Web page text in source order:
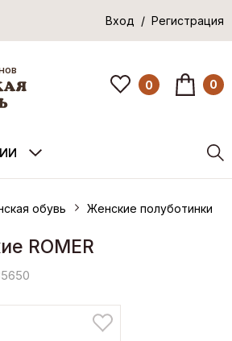
Вход / Регистрация
0 0
обувь Женские полуботинки
ROMER